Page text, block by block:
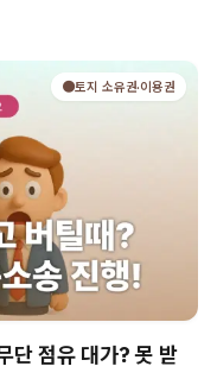
🟤토지 소유권·이용권
단 점유 대가? 못 받